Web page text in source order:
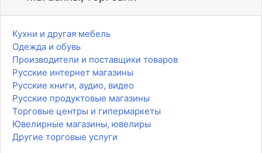
Кухни и другая мебель
Одежда и обувь
Производители и поставщики товаров
Русские интернет магазины
Русские книги, аудио, видео
Русские продуктовые магазины
Торговые центры и гипермаркеты
Ювелирные магазины, ювелиры
Другие торговые услуги